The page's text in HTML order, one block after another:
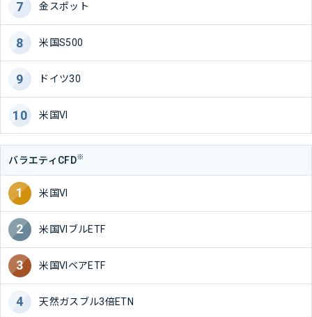
金スポット
米国S500
ドイツ30
米国VI
バラエティCFD※
米国VI
米国VIブルETF
米国VIベアETF
天然ガスブル3倍ETN